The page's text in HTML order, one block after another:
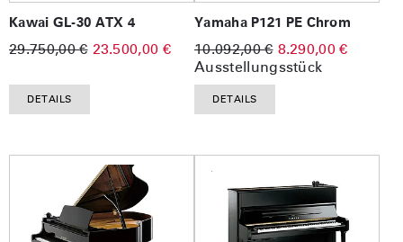
Kawai GL-30 ATX 4
29.750,00 € 23.500,00 €
DETAILS
Yamaha P121 PE Chrom
10.092,00 € 8.290,00 €
Ausstellungsstück
DETAILS